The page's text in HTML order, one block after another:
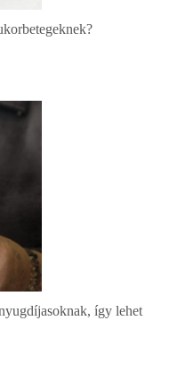
így lehet